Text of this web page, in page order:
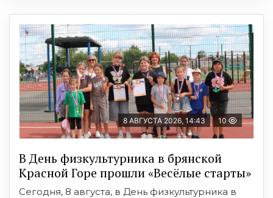
8 АВГУСТА 2026, 14:43 10
В День физкультурника в брянской
Красной Горе прошли «Весёлые старты»
Сегодня, 8 августа, в День физкультурника в